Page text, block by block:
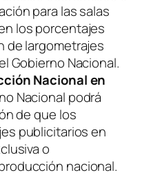
para las salas
los porcentajes
de largometrajes
Gobierno Nacional.
Nacional en
Nacional podrá
de que los
publicitarios en
o
nacional.